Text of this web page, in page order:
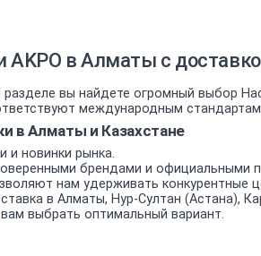
в Алматы с
вы найдете огромный выбор
международным
в Алматы и Казахстане
и новинки рынка.
брендами и официальными
нам удерживать конкурентные
в Алматы, Нур-Султан (Астана),
выбрать оптимальный вариант.